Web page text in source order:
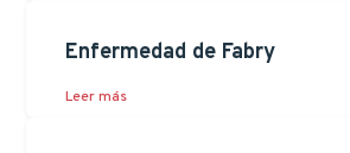
Enfermedad de Fabry
Leer más